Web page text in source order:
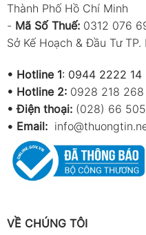
Thành Phố Hồ Chí Minh
- Mã Số Thuế: 0312 076
Sở Kế Hoạch & Đầu Tư TP.
• Hotline 1: 0944 2222 14
• Hotline 2: 0928 218 268
• Điện thoại: (028) 66 505
• Email:
VỀ CHÚNG TÔI